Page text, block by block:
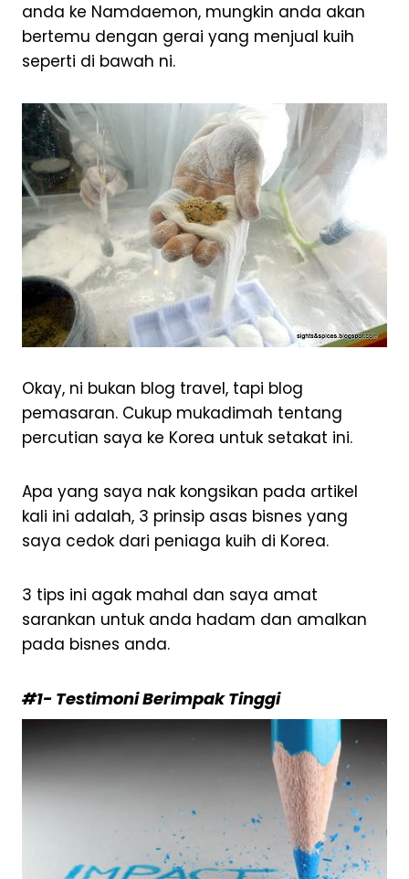
anda ke Namdaemon, mungkin anda akan
bertemu dengan gerai yang menjual kuih
seperti di bawah ni.
Okay, ni bukan blog travel, tapi blog
pemasaran. Cukup mukadimah tentang
percutian saya ke Korea untuk setakat ini.
Apa yang saya nak kongsikan pada artikel
kali ini adalah, 3 prinsip asas bisnes yang
saya cedok dari peniaga kuih di Korea.
3 tips ini agak mahal dan saya amat
sarankan untuk anda hadam dan amalkan
pada bisnes anda.
#1- Testimoni Berimpak Tinggi